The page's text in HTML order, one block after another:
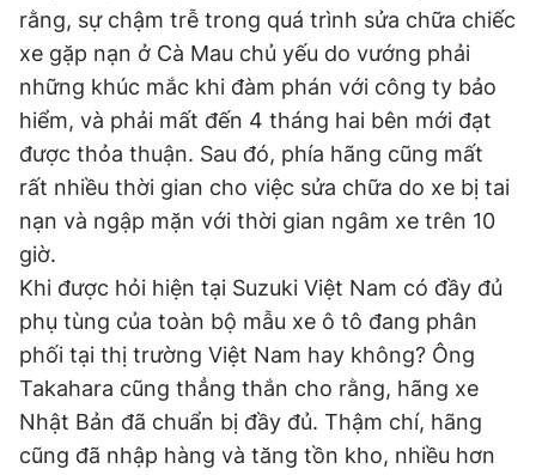
rằng, sự chậm trễ trong quá trình sửa chữa chiếc
xe gặp nạn ở Cà Mau chủ yếu do vướng phải
những khúc mắc khi đàm phán với công ty bảo
hiểm, và phải mất đến 4 tháng hai bên mới đạt
được thỏa thuận. Sau đó, phía hãng cũng mất
rất nhiều thời gian cho việc sửa chữa do xe bị tai
nạn và ngập mặn với thời gian ngâm xe trên 10
giờ.
Khi được hỏi hiện tại Suzuki Việt Nam có đầy đủ
phụ tùng của toàn bộ mẫu xe ô tô đang phân
phối tại thị trường Việt Nam hay không? Ông
Takahara cũng thẳng thắn cho rằng, hãng xe
Nhật Bản đã chuẩn bị đầy đủ. Thậm chí, hãng
cũng đã nhập hàng và tăng tồn kho, nhiều hơn